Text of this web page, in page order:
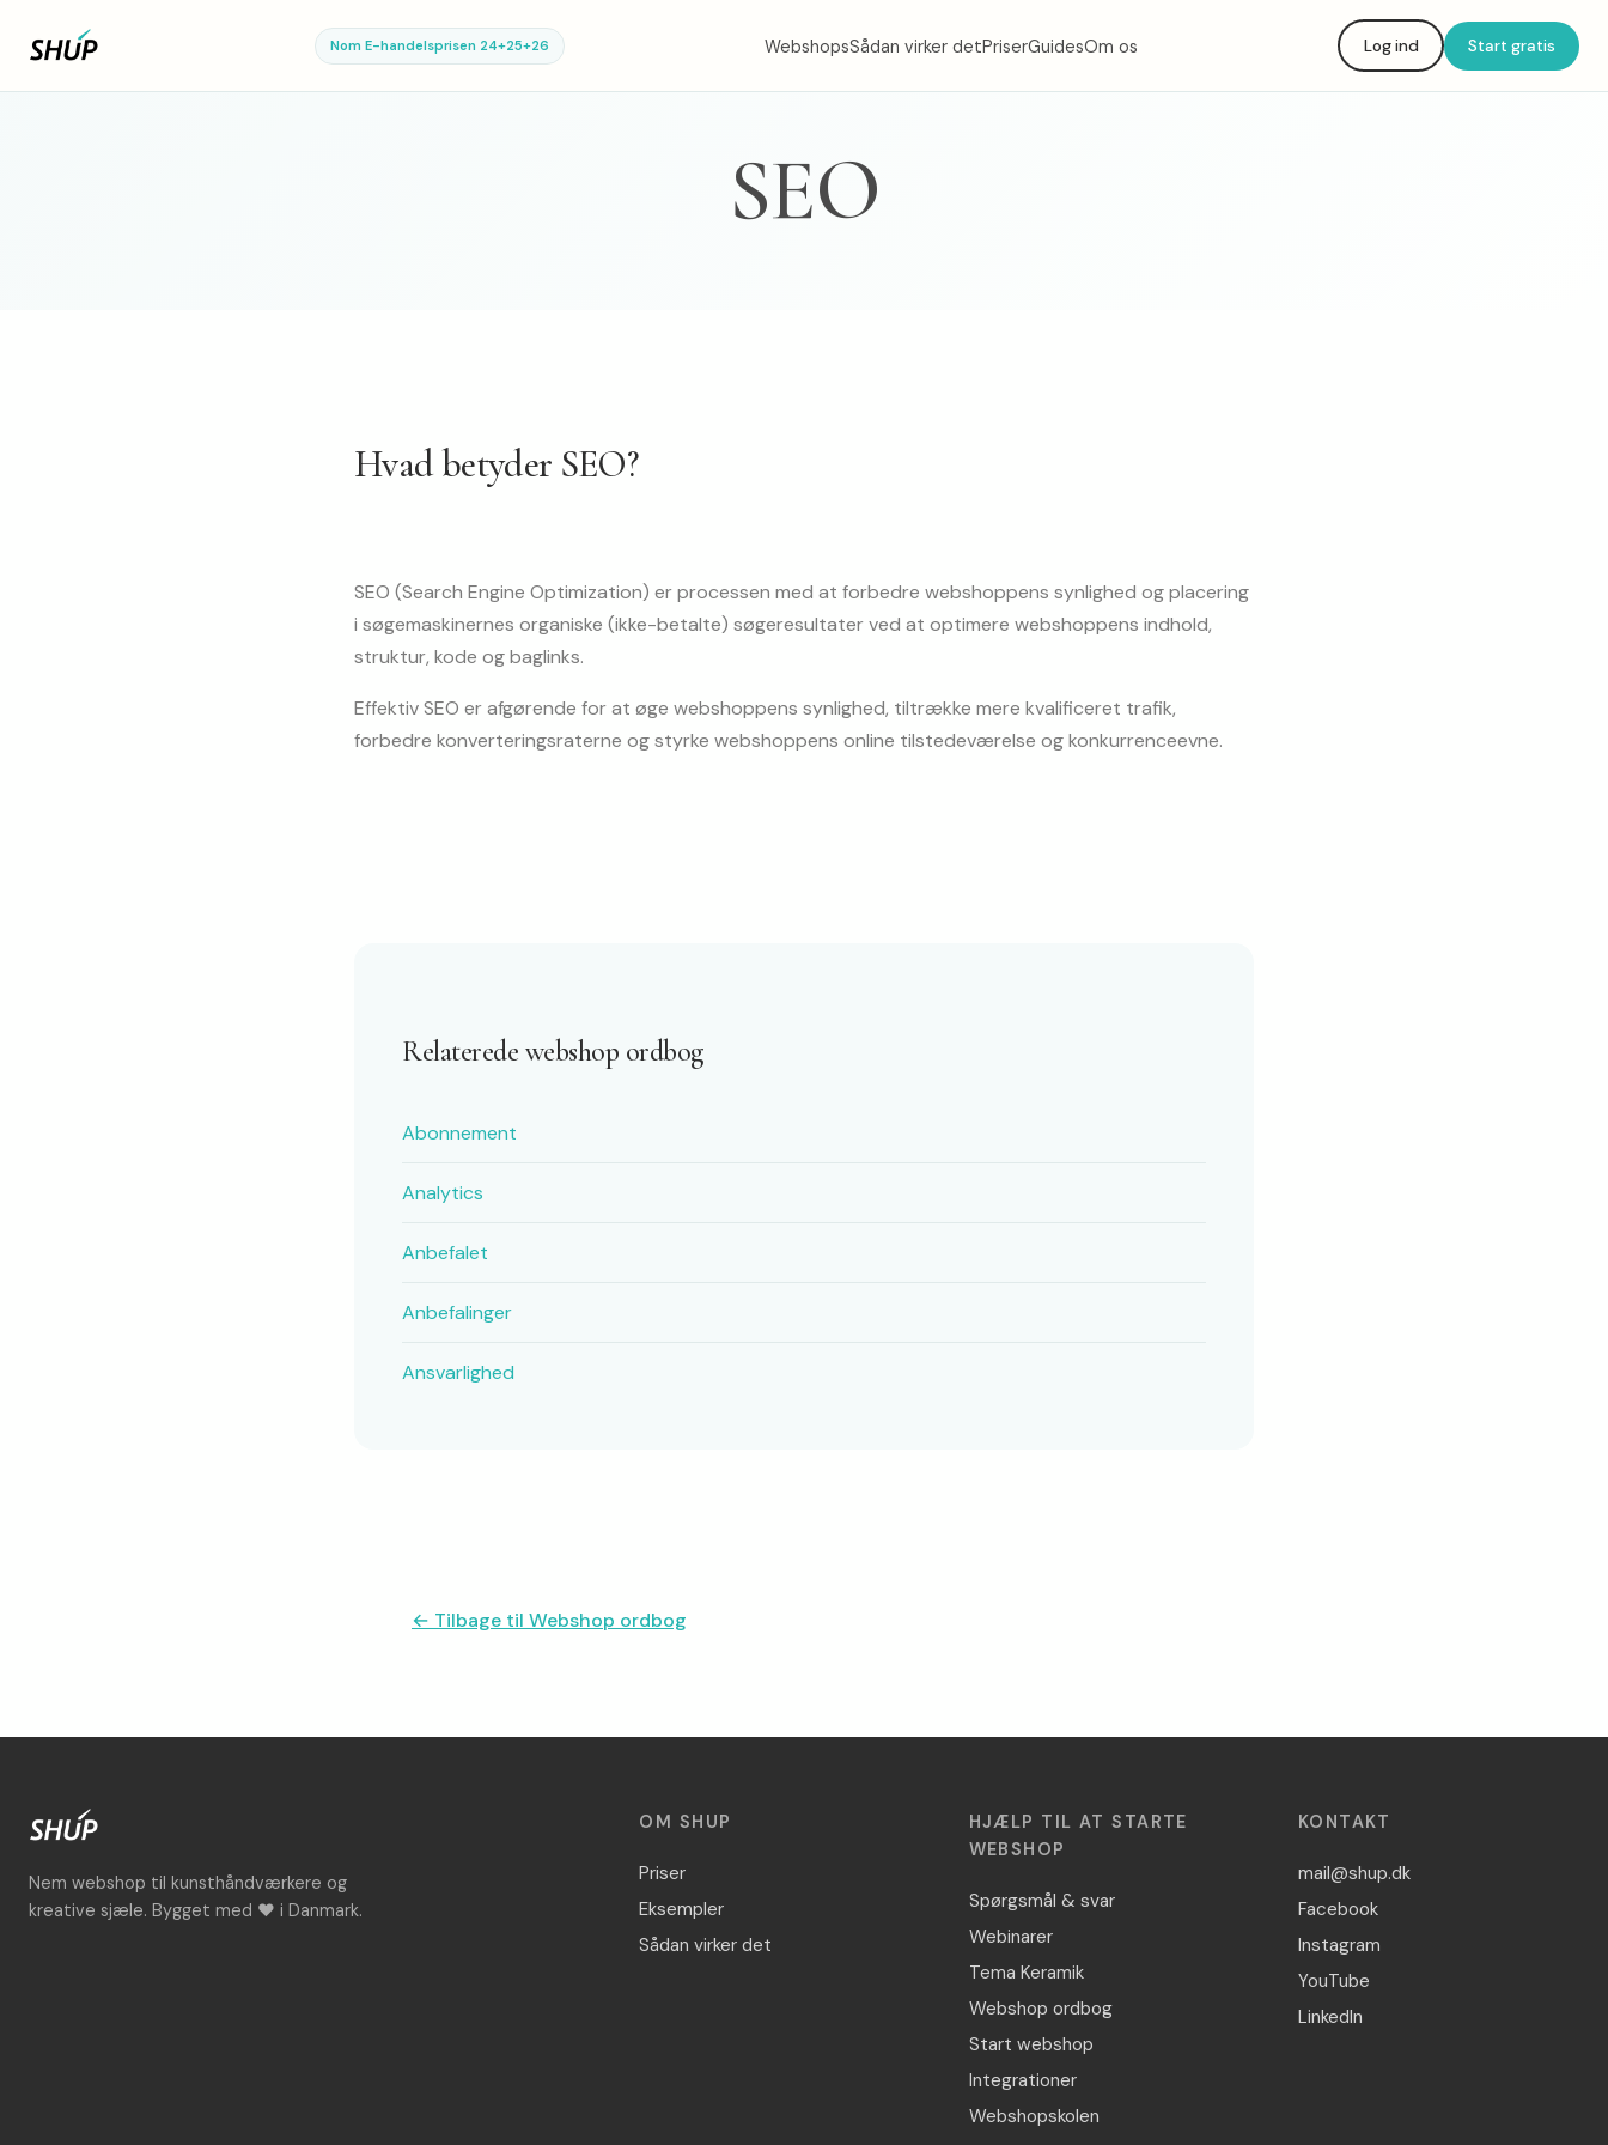
Nom E-handelsprisen 24+25+26 WebshopsSådan virker detPriserGuidesOm os Log ind Start gratis
SEO
Hvad betyder SEO?
SEO (Search Engine Optimization) er processen med at forbedre webshoppens synlighed og placering
i søgemaskinernes organiske (ikke-betalte) søgeresultater ved at optimere webshoppens indhold,
struktur, kode og baglinks.
Effektiv SEO er afgørende for at øge webshoppens synlighed, tiltrække mere kvalificeret trafik,
forbedre konverteringsraterne og styrke webshoppens online tilstedeværelse og konkurrenceevne.
Relaterede webshop ordbog
Abonnement
Analytics
Anbefalet
Anbefalinger
Ansvarlighed
← Tilbage til Webshop ordbog
Nem webshop til kunsthåndværkere og
kreative sjæle. Bygget med ♥ i Danmark.
OM SHUP
Priser
Eksempler
Sådan virker det
HJÆLP TIL AT STARTE
WEBSHOP
Spørgsmål & svar
Webinarer
Tema Keramik
Webshop ordbog
Start webshop
Integrationer
Webshopskolen
KONTAKT
mail@shup.dk
Facebook
Instagram
YouTube
LinkedIn